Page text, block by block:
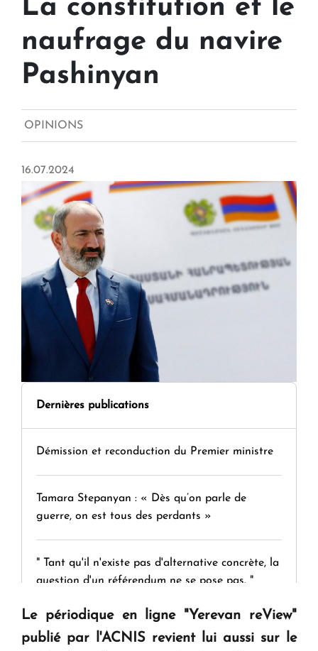
La constitution et le
naufrage du navire
Pashinyan
OPINIONS
16.07.2024
Dernières publications
Démission et reconduction du Premier ministre
Tamara Stepanyan : « Dès qu’on parle de
guerre, on est tous des perdants »
" Tant qu'il n'existe pas d'alternative concrète, la
question d'un référendum ne se pose pas. "
KASA : 30 ans d'audace, de résilience et d'avenir
en Arménie
Le périodique en ligne "Yerevan reView"
publié par l'ACNIS revient lui aussi sur le